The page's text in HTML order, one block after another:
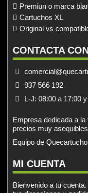
Premiun o marca
Cartuchos XL
Original vs
CONTACTA
937 566 192
L-J: 08:00 a 17:00
Empresa dedicada a
precios muy
Equipo de Quecartucho
MI CUENTA
Bienvenido a tu